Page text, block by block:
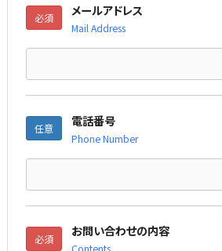
必須 メールアドレス
Mail Address
任意 電話番号
Phone Number
必須 お問い合わせの内容